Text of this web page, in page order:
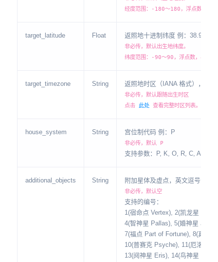
经度范围：-180～180，浮点数，小
target_latitude Float 返照地十进制纬度 例：
非必传，默认出生地纬度。
纬度范围：-90～90，浮点数，小数点
target_timezone String 返照地时区（IANA 格式），例
非必传，默认跟随出生时区
点击 此处 查看完整时区列表。
house_system String 宫位制代码 例：P
非必传，默认 P
支持参数：P, K, O, R, C, A, E,
additional_objects String 附加星体及虚点，英文逗号分隔
非必传，默认空
支持的编号：
1(宿命点 Vertex), 2(凯龙星
4(智神星 Pallas), 5(婚神星
7(福点 Part of Fortune), 8(真交
10(普赛克 Psyche), 11(厄洛斯
13(阋神星 Eris), 14(鸟神星